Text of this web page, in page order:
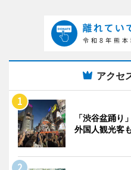
アクセ
「渋谷盆踊
外国人観光客